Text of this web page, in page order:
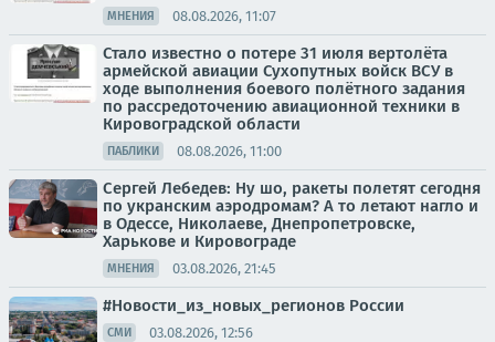
МНЕНИЯ 08.08.2026, 11:07
Стало известно о потере 31 июля вертолёта
армейской авиации Сухопутных войск ВСУ в
ходе выполнения боевого полётного задания
по рассредоточению авиационной техники в
Кировоградской области
ПАБЛИКИ 08.08.2026, 11:00
Сергей Лебедев: Ну шо, ракеты полетят сегодня
по укранским аэродромам? А то летают нагло и
в Одессе, Николаеве, Днепропетровске,
Харькове и Кировограде
МНЕНИЯ 03.08.2026, 21:45
#Новости_из_новых_регионов России
СМИ 03.08.2026, 12:56